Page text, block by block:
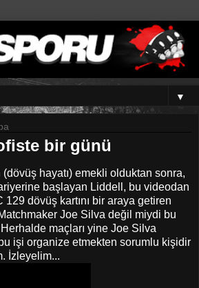
▼
bir günü
hayatı) emekli olduktan sonra,
başlayan Liddell, bu videodan
129 dövüş kartını bir araya getiren
Joe Silva değil miydi bu
maçları yine Joe Silva
işi organize etmekten sorumlu kişidir
İzleyelim...